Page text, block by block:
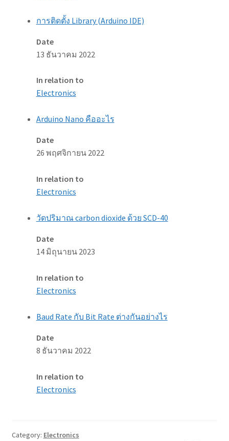
การติดตั้ง Library (Arduino IDE)
Date
13 ธันวาคม 2022
In relation to
Electronics
Arduino Nano คืออะไร
Date
26 พฤศจิกายน 2022
In relation to
Electronics
วัดปริมาณ carbon dioxide ด้วย SCD-40
Date
14 มิถุนายน 2023
In relation to
Electronics
Baud Rate กับ Bit Rate ต่างกันอย่างไร
Date
8 ธันวาคม 2022
In relation to
Electronics
Category: Electronics